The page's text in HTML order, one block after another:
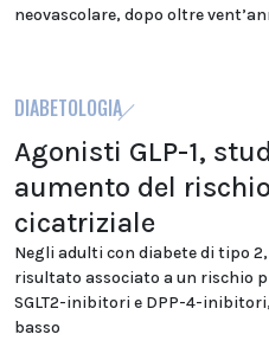
neovascolare, dopo oltre
DIABETOLOGIA
Agonisti GLP-1,
aumento del
cicatriziale
Negli adulti con diabete di tipo 2,
risultato associato a un rischio
SGLT2-inibitori e DPP-4-
basso